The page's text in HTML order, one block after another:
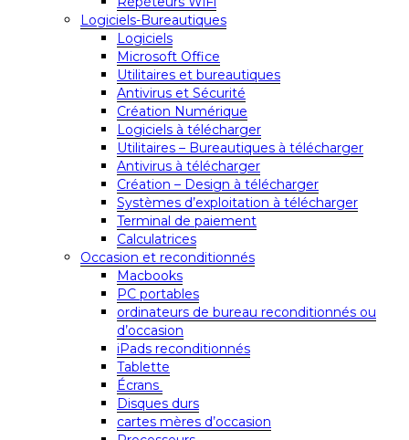
Logiciels-Bureautiques
Logiciels
Microsoft Office
Utilitaires et bureautiques
Antivirus et Sécurité
Création Numérique
Logiciels à télécharger
Utilitaires – Bureautiques à télécharger
Antivirus à télécharger
Création – Design à télécharger
Systèmes d’exploitation à télécharger
Terminal de paiement
Calculatrices
Occasion et reconditionnés
Macbooks
PC portables
ordinateurs de bureau reconditionnés ou
d’occasion
iPads reconditionnés
Tablette
Écrans
Disques durs
cartes mères d’occasion